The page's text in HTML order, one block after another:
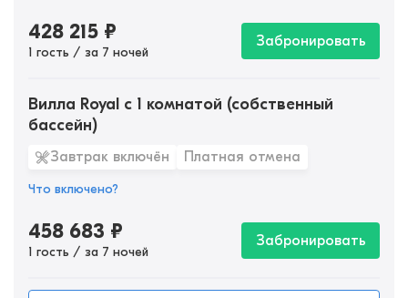
428 215 ₽
1 гость / за 7 ночей
Забронировать
Вилла Royal c 1 комнатой (собственный
бассейн)
Завтрак включён Платная отмена
Что включено?
458 683 ₽
1 гость / за 7 ночей
Забронировать